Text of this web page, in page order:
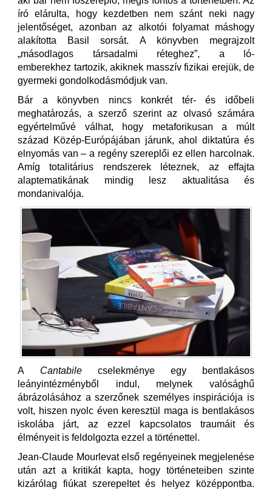
író elárulta, hogy kezdetben nem szánt neki nagy
jelentőséget, azonban az alkotói folyamat máshogy
alakította Basil sorsát. A könyvben megrajzolt
„másodlagos társadalmi réteghez”, a ló-
emberekhez tartozik, akiknek masszív fizikai erejük, de
gyermeki gondolkodásmódjuk van.
Bár a könyvben nincs konkrét tér- és időbeli
meghatározás, a szerző szerint az olvasó számára
egyértelművé válhat, hogy metaforikusan a múlt
század Közép-Európájában járunk, ahol diktatúra és
elnyomás van – a regény szereplői ez ellen harcolnak.
Amíg totalitárius rendszerek léteznek, az effajta
alaptematikának mindig lesz aktualitása és
mondanivalója.
A Cantabile cselekménye egy bentlakásos
leányintézményből indul, melynek valósághű
ábrázolásához a szerzőnek személyes inspirációja is
volt, hiszen nyolc éven keresztül maga is bentlakásos
iskolába járt, az ezzel kapcsolatos traumáit és
élményeit is feldolgozta ezzel a történettel.
Jean-Claude Mourlevat első regényeinek megjelenése
után azt a kritikát kapta, hogy történeteiben szinte
kizárólag fiúkat szerepeltet és helyez középpontba.